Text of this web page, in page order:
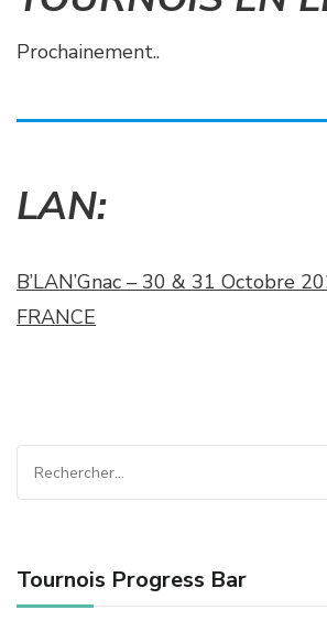
Prochainement..
LAN:
B’LAN’Gnac – 30 & 31 Octobre
FRANCE
Rechercher :
Tournois Progress Bar